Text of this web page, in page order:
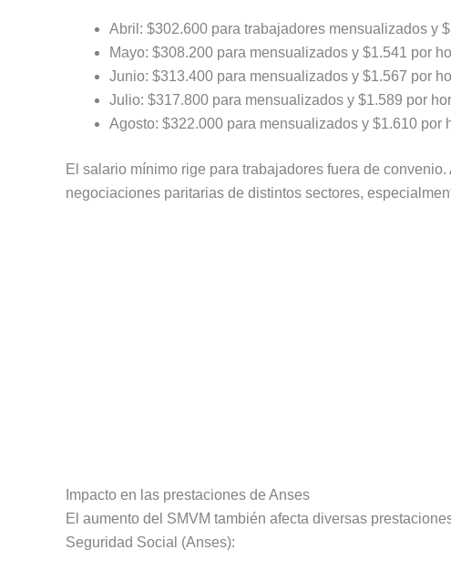
Abril: $302.600 para trabajadores mensualizados y
Mayo: $308.200 para mensualizados y $1.541 por
Junio: $313.400 para mensualizados y $1.567 por
Julio: $317.800 para mensualizados y $1.589 por
Agosto: $322.000 para mensualizados y $1.610 por
El salario mínimo rige para trabajadores fuera de
negociaciones paritarias de distintos sectores,
Impacto en las prestaciones de Anses
El aumento del SMVM también afecta diversas
Seguridad Social (Anses):